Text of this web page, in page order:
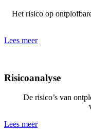
Het risico op
Lees meer
Risicoanalyse
De risico’s van
Lees meer